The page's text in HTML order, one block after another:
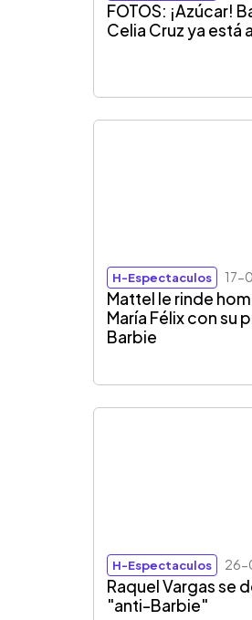
FOTOS: ¡Azúcar!
Celia Cruz ya está
H-Espectaculos 17-
Mattel le rinde
María Félix con su
Barbie
H-Espectaculos 26-
Raquel Vargas se
"anti-Barbie"